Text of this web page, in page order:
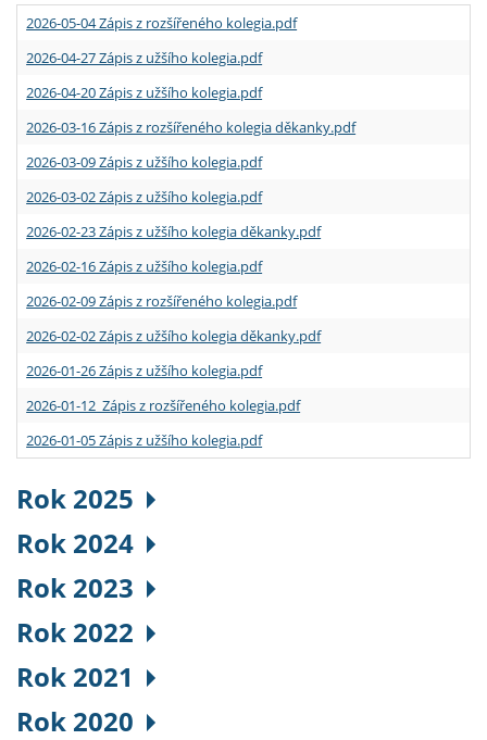
2026-05-04 Zápis z rozšířeného kolegia.pdf
2026-04-27 Zápis z užšího kolegia.pdf
2026-04-20 Zápis z užšího kolegia.pdf
2026-03-16 Zápis z rozšířeného kolegia děkanky.pdf
2026-03-09 Zápis z užšího kolegia.pdf
2026-03-02 Zápis z užšího kolegia.pdf
2026-02-23 Zápis z užšího kolegia děkanky.pdf
2026-02-16 Zápis z užšího kolegia.pdf
2026-02-09 Zápis z rozšířeného kolegia.pdf
2026-02-02 Zápis z užšího kolegia děkanky.pdf
2026-01-26 Zápis z užšího kolegia.pdf
2026-01-12 Zápis z rozšířeného kolegia.pdf
2026-01-05 Zápis z užšího kolegia.pdf
Rok 2025
Rok 2024
Rok 2023
Rok 2022
Rok 2021
Rok 2020